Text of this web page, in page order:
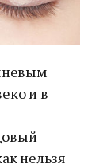
и в
нельзя